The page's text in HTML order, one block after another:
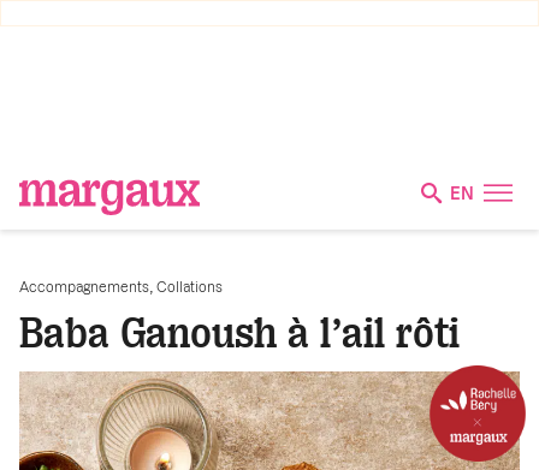
EN
Accompagnements Collations
Baba Ganoush à l’ail rôti